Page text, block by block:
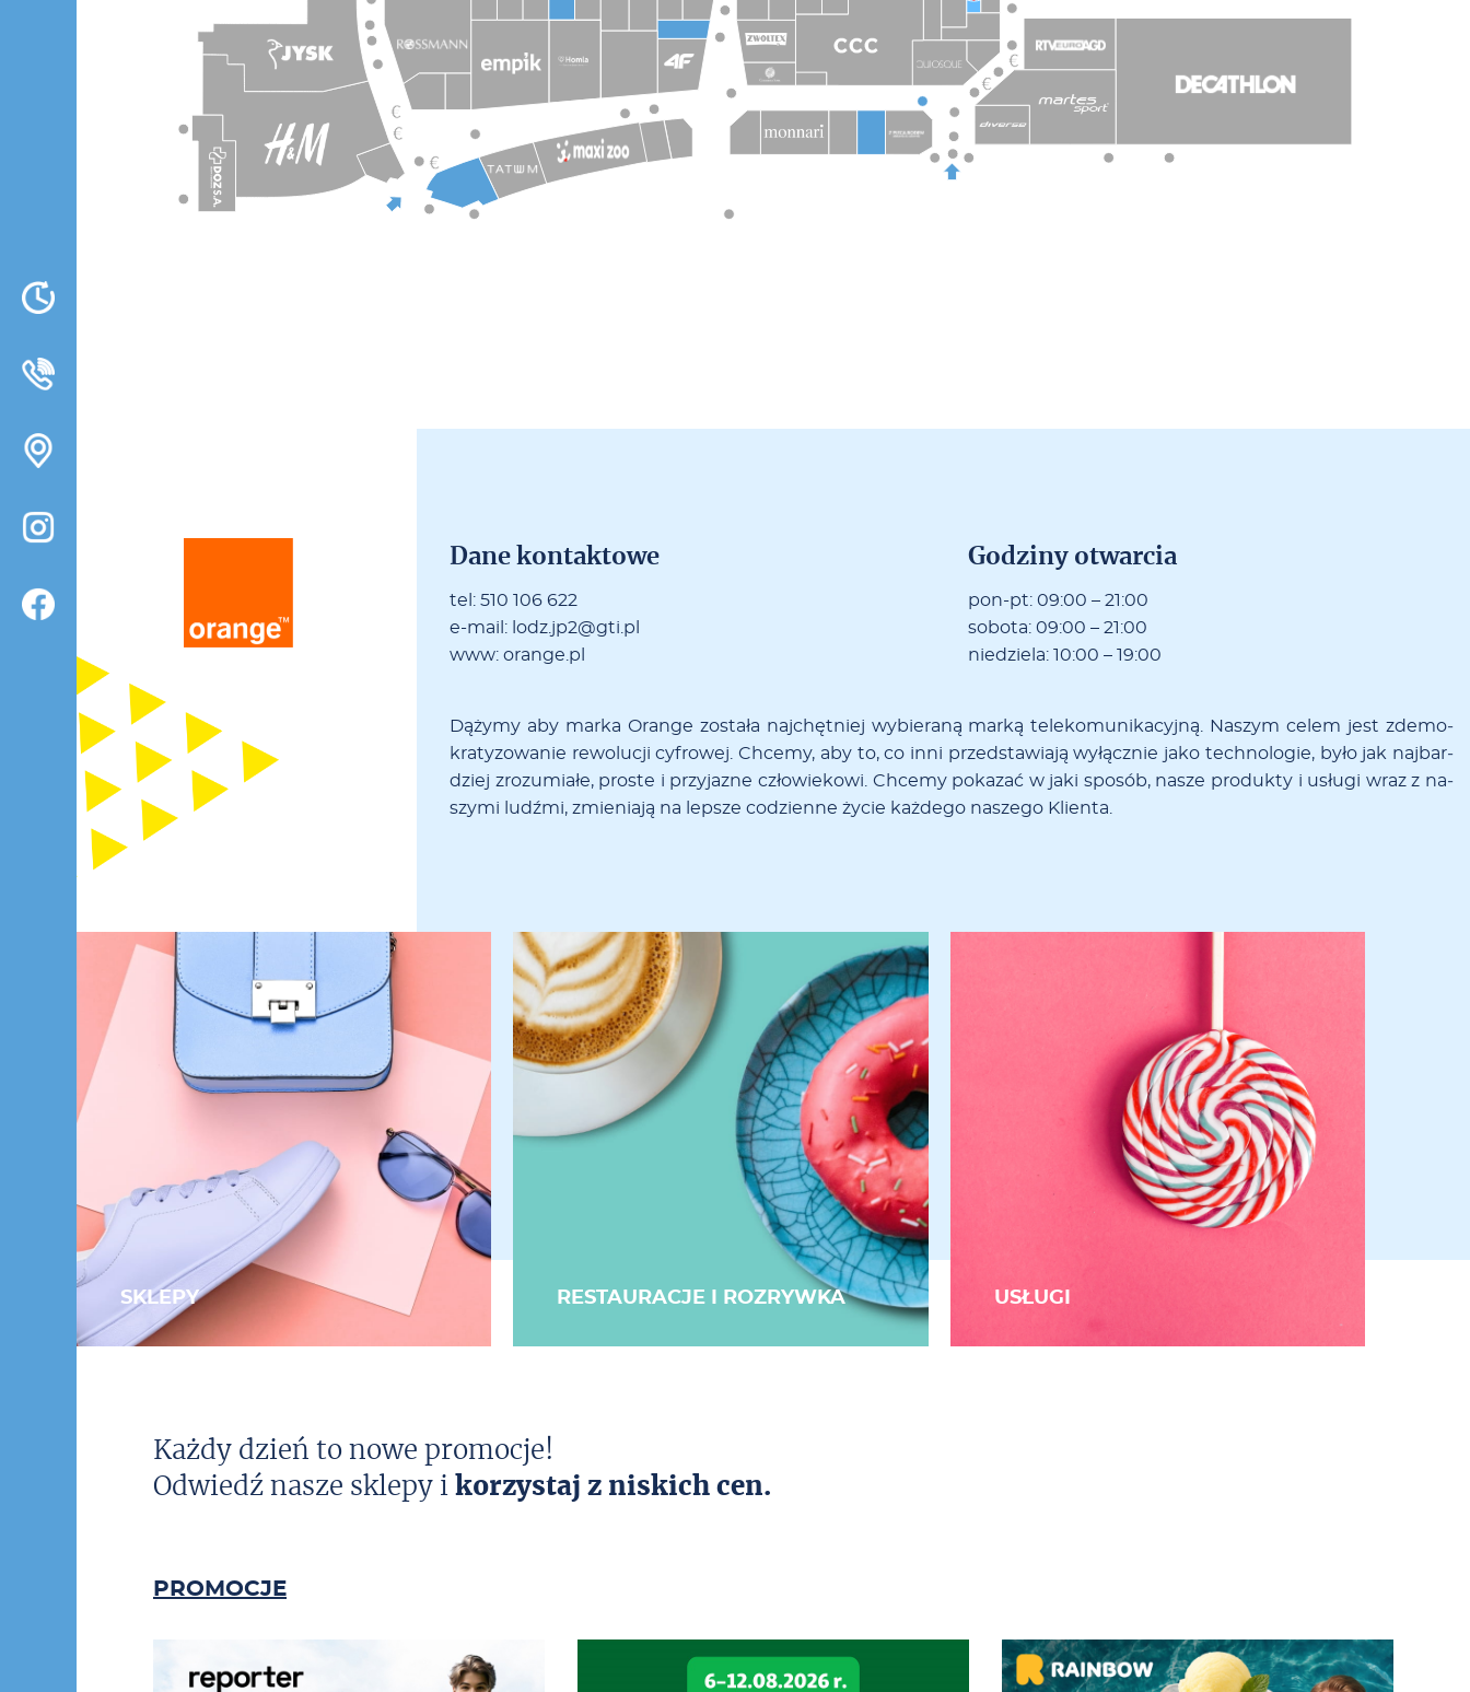
Da­ne kon­tak­to­we
tel: 510 106 622
e-ma­il: lodz.jp2@g­ti.pl
www: oran­ge.pl
Go­dzi­ny otwar­cia
po­n-pt: 09:00 – 21:00
so­bo­ta: 09:00 – 21:00
nie­dzie­la: 10:00 – 19:00
Dą­ży­my aby mar­ka Oran­ge zo­sta­ła naj­chęt­niej wy­bie­ra­ną mar­ką te­le­ko­mu­ni­ka­cyj­ną. Na­szym ce­lem jest zde­mo­
kra­ty­zo­wa­nie re­wo­lu­cji cy­fro­wej. Ch­ce­my, aby to, co in­ni przed­sta­wia­ją wy­łącz­nie ja­ko tech­no­lo­gie, by­ło jak naj­bar­
dziej zro­zu­mia­łe, pro­ste i przy­ja­zne czło­wie­ko­wi. Ch­ce­my po­ka­zać w ja­ki spo­sób, na­sze pro­duk­ty i usłu­gi wraz z na­
szy­mi ludź­mi, zmie­nia­ją na lep­sze co­dzien­ne ży­cie każ­de­go na­szego Klien­ta.
SKLEPY RESTAURACJE I ROZRYWKA USŁUGI
Każdy dzień to nowe promocje!
Odwiedź nasze sklepy i korzystaj z niskich cen.
PROMOCJE